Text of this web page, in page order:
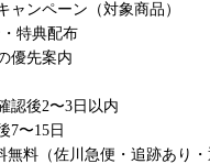
ャンペーン（対象商品）
特典配布
優先案内
認後2〜3日以内
7〜15日
無料（佐川急便・追跡あり・